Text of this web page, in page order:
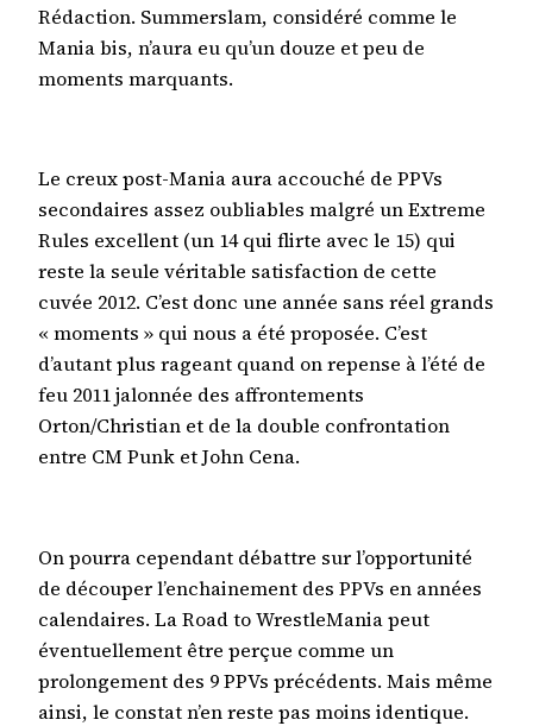
Rédaction. Summerslam, considéré comme le
Mania bis, n’aura eu qu’un douze et peu de
moments marquants.
Le creux post-Mania aura accouché de PPVs
secondaires assez oubliables malgré un Extreme
Rules excellent (un 14 qui flirte avec le 15) qui
reste la seule véritable satisfaction de cette
cuvée 2012. C’est donc une année sans réel grands
« moments » qui nous a été proposée. C’est
d’autant plus rageant quand on repense à l’été de
feu 2011 jalonnée des affrontements
Orton/Christian et de la double confrontation
entre CM Punk et John Cena.
On pourra cependant débattre sur l’opportunité
de découper l’enchainement des PPVs en années
calendaires. La Road to WrestleMania peut
éventuellement être perçue comme un
prolongement des 9 PPVs précédents. Mais même
ainsi, le constat n’en reste pas moins identique.